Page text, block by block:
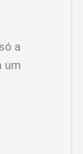
a
um